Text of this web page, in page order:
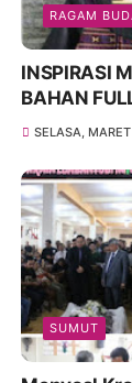
RAGAM
INSPIRASI
BAHAN
SELASA,
SUMUT